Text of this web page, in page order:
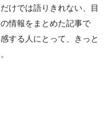
けでは語りきれない、目
情報をまとめた記事で
する人にとって、きっと